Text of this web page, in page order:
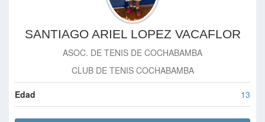
SANTIAGO ARIEL LOPEZ VACAFLOR
ASOC. DE TENIS DE COCHABAMBA
CLUB DE TENIS COCHABAMBA
Edad 13